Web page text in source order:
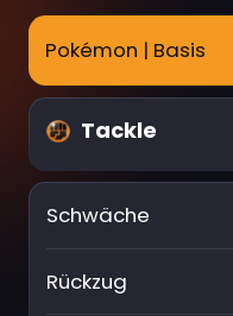
Pokémon | Basis
Tackle
Schwäche
Rückzug